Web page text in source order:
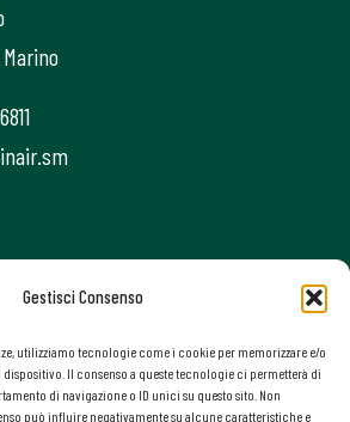
Gestisci Consenso
utilizziamo tecnologie come i cookie per memorizzare e/o
Il consenso a queste tecnologie ci permetterà di
di navigazione o ID unici su questo sito. Non
può influire negativamente su alcune caratteristiche e